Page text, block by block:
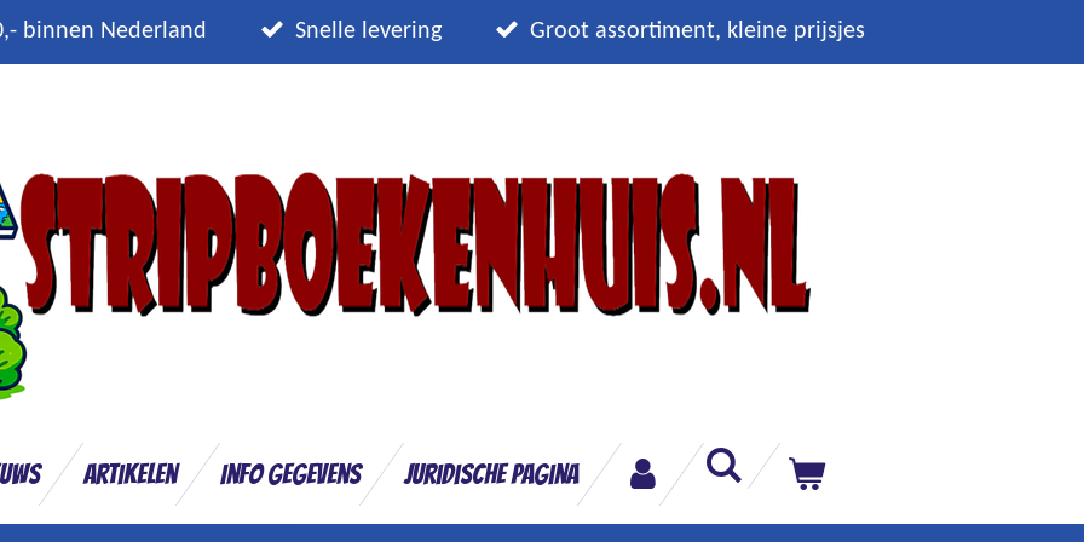
binnen Nederland Snelle levering Groot assortiment, kleine prijsjes
Artikelen Info gegevens Juridische pagina